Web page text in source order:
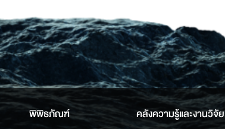
พิพิธภัณฑ์ คลังความรู้และงานวิจัย